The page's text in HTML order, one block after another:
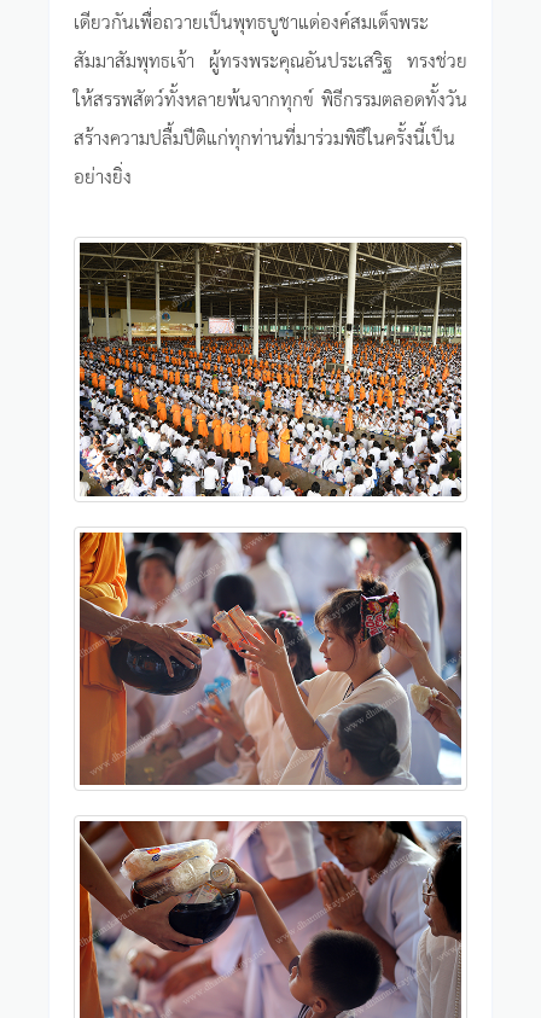
เดียวกันเพื่อถวายเป็นพุทธบูชาแด่องค์สมเด็จพระ
สัมมาสัมพุทธเจ้า ผู้ทรงพระคุณอันประเสริฐ ทรงช่วย
ให้สรรพสัตว์ทั้งหลายพ้นจากทุกข์ พิธีกรรมตลอดทั้งวัน
สร้างความปลื้มปีติแก่ทุกท่านที่มาร่วมพิธีในครั้งนี้เป็น
อย่างยิ่ง